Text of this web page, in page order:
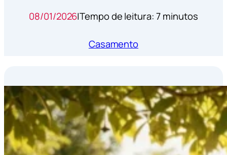
08/01/2026|Tempo de leitura: 7 minutos
Casamento